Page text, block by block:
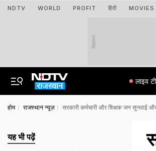
NDTV WORLD PROFIT हिंदी MOVIES
विज्ञापन
लाइव
होम राजस्थान न्यूज़ सरकारी कर्मचारी और शिक्षक जन सुनवाई
यह भी पढ़ें